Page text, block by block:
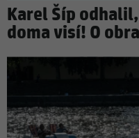
Karel Šíp
doma visí! O